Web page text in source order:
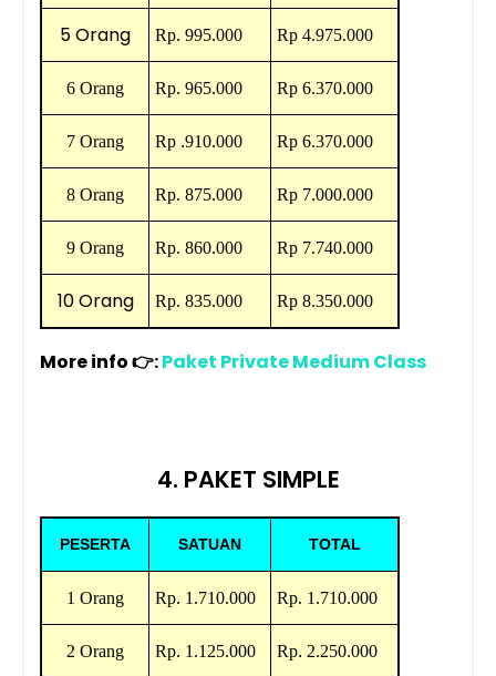
5 Orang Rp. 995.000 Rp 4.975.000
6 Orang Rp. 965.000 Rp 6.370.000
7 Orang Rp .910.000 Rp 6.370.000
8 Orang Rp. 875.000 Rp 7.000.000
9 Orang Rp. 860.000 Rp 7.740.000
10 Orang Rp. 835.000 Rp 8.350.000
More info 👉:Paket Private Medium Class
4. PAKET SIMPLE
PESERTA SATUAN TOTAL
1 Orang Rp. 1.710.000 Rp. 1.710.000
2 Orang Rp. 1.125.000 Rp. 2.250.000